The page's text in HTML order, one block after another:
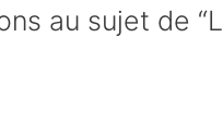
au sujet de